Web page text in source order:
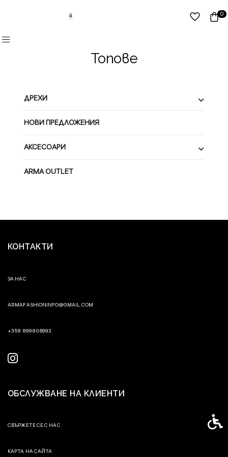
0
Топове
ДРЕХИ
НОВИ ПРЕДЛОЖЕНИЯ
АКСЕСОАРИ
ARMA OUTLET
КОНТАКТИ
ЗА НАС
ARMAFASHIONINFO@GMAIL.COM
+359 899806993
ОБСЛУЖВАНЕ НА КЛИЕНТИ
СВЪРЖЕТЕ СЕ С НАС
КАРТА НА САЙТА